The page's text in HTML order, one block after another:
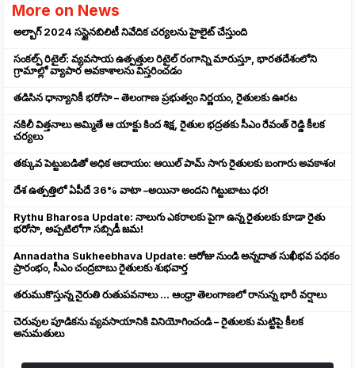
More on News
అల్బాగ్ 2024 సస్టైనబిలిటీ నివేదిక చర్యలను హైలైట్ చేస్తుంది
సంకల్ప్ రిటైల్: వ్యవసాయ ఉత్పత్తుల రిటైల్ రంగాన్ని మారుస్తూ, భారతదేశంలోని
గ్రామాల్లో వ్యాపార అవకాశాలను విస్తరించడం
తడిసిన ధాన్యానికీ భరోసా – తెలంగాణ ప్రభుత్వం నిర్ణయం, రైతులకు ఊరట
నకిలీ విత్తనాలు అమ్మితే ఆ యాక్టు కింద శిక్ష, రైతుల భద్రతకు సీఎం రేవంత్ రెడ్డి కీలక
చర్యలు
తక్కువ పెట్టుబడితో అధిక ఆదాయం: ఆయిల్ పామ్ సాగు రైతులకు బంగారు అవకాశం!
దేశ ఉత్పత్తిలో ఏపీదే 36% వాటా –అయినా అందని గిట్టుబాటు ధర!
Rythu Bharosa Update: నాలుగు ఎకరాలకు పైగా ఉన్న రైతులకు కూడా రైతు
భరోసా, అప్పటిలోగా సబ్సిడీ జమ!
Annadatha Sukheebhava Update: ఆరోజు నుండి అన్నదాత సుఖీభవ పథకం
ప్రారంభం, సీఎం చంద్రబాబు రైతులకు శుభవార్త
తరుముకొస్తున్న నైరుతి రుతుపవనాలు ... ఆంధ్రా తెలంగాణలో రానున్న భారీ వర్షాలు
చెరువుల పూడికను వ్యవసాయానికి వినియోగించండి – రైతులకు మట్టిపై కీలక
అనుమతులు